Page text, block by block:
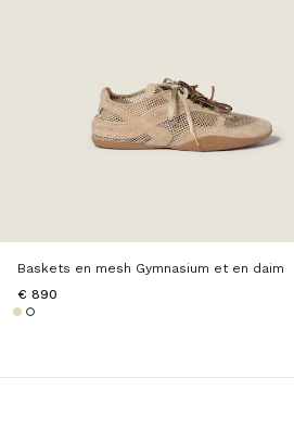
Baskets en mesh Gymnasium et en daim
€ 890